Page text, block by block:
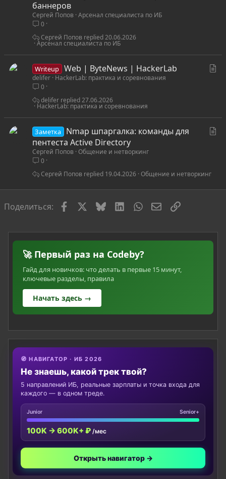
баннеров
Сергей Попов Арсенал специалиста по ИБ
0
Арсенал специалиста по ИБ
20.06.2026
Сергей Попов
Writeup Web | ByteNews | HackerLab
delifer HackerLab: практика и соревнования
0
HackerLab: практика и соревнования
27.06.2026
delifer
Заметка
Nmap шпаргалка: команды для
пентеста Active Directory
Сергей Попов Общение и нетворкинг
0
Общение и нетворкинг
19.04.2026
Сергей Попов
Поделиться: FacebookBlueskyLinkedInWhatsAppЭлектронная
Ссылка
🚀 Первый раз на Codeby?
Гайд для новичков: что делать в первые 15 минут,
ключевые разделы, правила
Начать здесь →
🧭 НАВИГАТОР · ИБ 2026
Не знаешь, какой трек твой?
5 направлений ИБ, реальные зарплаты и точка входа для
каждого — в одном треде.
Junior Senior+
100K → 600K+ ₽ /мес
Открыть навигатор →